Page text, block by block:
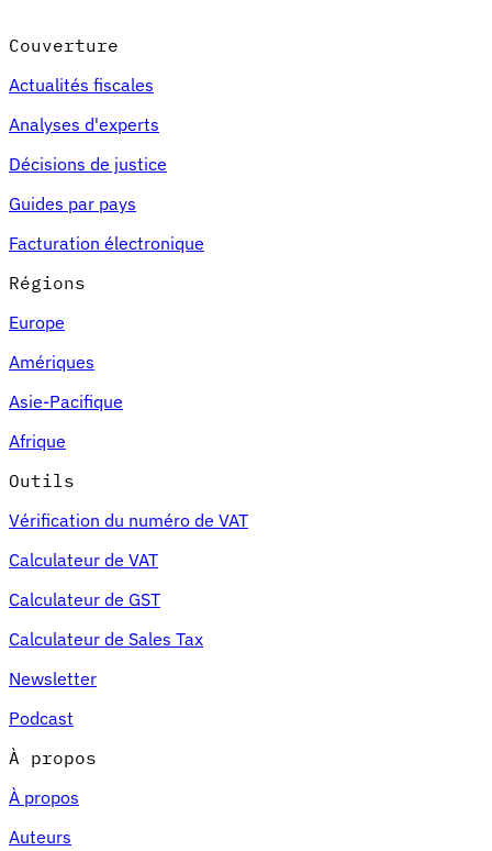
Couverture
Actualités fiscales
Analyses d'experts
Décisions de justice
Guides par pays
Facturation électronique
Régions
Europe
Amériques
Asie-Pacifique
Afrique
Outils
Vérification du numéro de VAT
Calculateur de VAT
Calculateur de GST
Calculateur de Sales Tax
Newsletter
Podcast
À propos
À propos
Auteurs